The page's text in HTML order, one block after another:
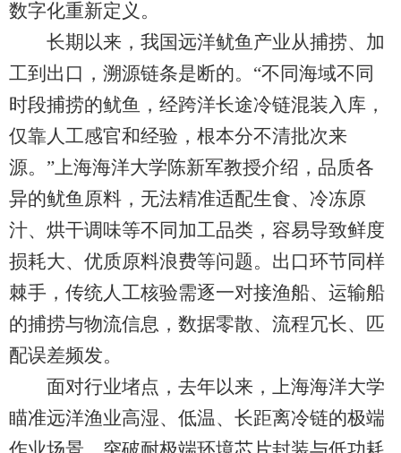
数字化重新定义。
长期以来，我国远洋鱿鱼产业从捕捞、加
工到出口，溯源链条是断的。“不同海域不同
时段捕捞的鱿鱼，经跨洋长途冷链混装入库，
仅靠人工感官和经验，根本分不清批次来
源。”上海海洋大学陈新军教授介绍，品质各
异的鱿鱼原料，无法精准适配生食、冷冻原
汁、烘干调味等不同加工品类，容易导致鲜度
损耗大、优质原料浪费等问题。出口环节同样
棘手，传统人工核验需逐一对接渔船、运输船
的捕捞与物流信息，数据零散、流程冗长、匹
配误差频发。
面对行业堵点，去年以来，上海海洋大学
瞄准远洋渔业高湿、低温、长距离冷链的极端